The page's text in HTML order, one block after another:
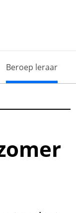
Beroep leraar
Deel